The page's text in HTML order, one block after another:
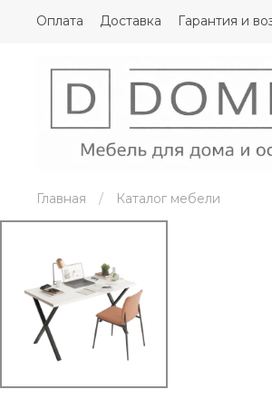
Оплата Доставка Гарантия и
Главная Каталог мебели